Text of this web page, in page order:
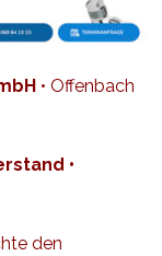
• Offenbach
•
den